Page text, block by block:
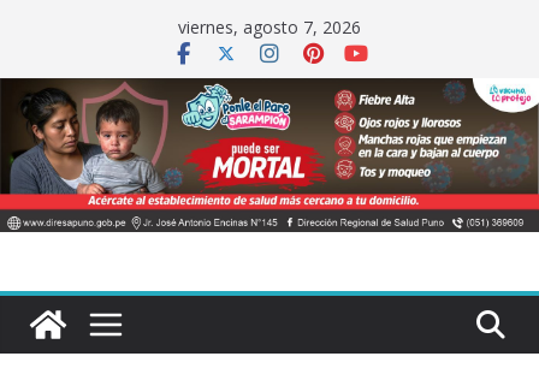
contenido
viernes, agosto 7, 2026